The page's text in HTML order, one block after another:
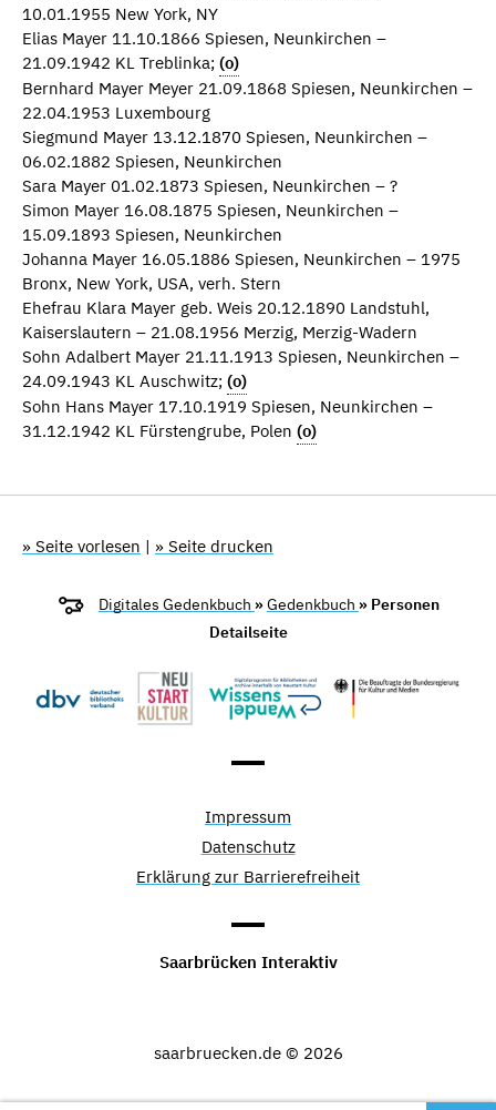
10.01.1955 New York, NY
Elias Mayer 11.10.1866 Spiesen, Neunkirchen –
21.09.1942 KL Treblinka; (o)
Bernhard Mayer Meyer 21.09.1868 Spiesen, Neunkirchen –
22.04.1953 Luxembourg
Siegmund Mayer 13.12.1870 Spiesen, Neunkirchen –
06.02.1882 Spiesen, Neunkirchen
Sara Mayer 01.02.1873 Spiesen, Neunkirchen – ?
Simon Mayer 16.08.1875 Spiesen, Neunkirchen –
15.09.1893 Spiesen, Neunkirchen
Johanna Mayer 16.05.1886 Spiesen, Neunkirchen – 1975
Bronx, New York, USA, verh. Stern
Ehefrau Klara Mayer geb. Weis 20.12.1890 Landstuhl,
Kaiserslautern – 21.08.1956 Merzig, Merzig-Wadern
Sohn Adalbert Mayer 21.11.1913 Spiesen, Neunkirchen –
24.09.1943 KL Auschwitz; (o)
Sohn Hans Mayer 17.10.1919 Spiesen, Neunkirchen –
31.12.1942 KL Fürstengrube, Polen (o)
» Seite vorlesen | » Seite drucken
Digitales Gedenkbuch »Gedenkbuch » Personen
Detailseite
Impressum
Datenschutz
Erklärung zur Barrierefreiheit
Saarbrücken Interaktiv
saarbruecken.de © 2026